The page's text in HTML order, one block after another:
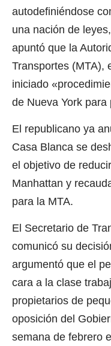
autodefiniéndose
una nación de
apuntó que la
Transportes (MTA),
iniciado
de Nueva York
El republicano ya
Casa Blanca se
el objetivo de
Manhattan y
para la MTA.
El Secretario de
comunicó su
argumentó que el
cara a la clase
propietarios de
oposición del
semana de febrero